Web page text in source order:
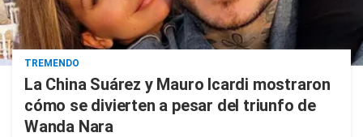
TREMENDO
La China Suárez y Mauro Icardi mostraron
cómo se divierten a pesar del triunfo de
Wanda Nara